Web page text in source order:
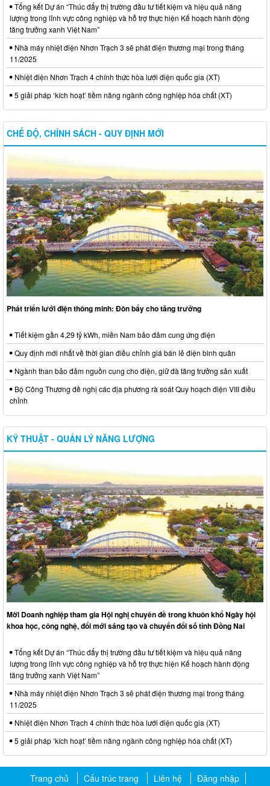
Tổng kết Dự án “Thúc đẩy thị trường đầu tư tiết kiệm và hiệu quả năng
lượng trong lĩnh vực công nghiệp và hỗ trợ thực hiện Kế hoạch hành động
tăng trưởng xanh Việt Nam”
Nhà máy nhiệt điện Nhơn Trạch 3 sẽ phát điện thương mại trong tháng
11/2025
Nhiệt điện Nhơn Trạch 4 chính thức hòa lưới điện quốc gia (XT)
5 giải pháp ‘kích hoạt’ tiềm năng ngành công nghiệp hóa chất (XT)
CHẾ ĐỘ, CHÍNH SÁCH - QUY ĐỊNH MỚI
Phát triển lưới điện thông minh: Đòn bẩy cho tăng trưởng
Tiết kiệm gần 4,29 tỷ kWh, miền Nam bảo đảm cung ứng điện
Quy định mới nhất về thời gian điều chỉnh giá bán lẻ điện bình quân
Ngành than bảo đảm nguồn cung cho điện, giữ đà tăng trưởng sản xuất
Bộ Công Thương đề nghị các địa phương rà soát Quy hoạch điện VIII điều
chỉnh
KỸ THUẬT - QUẢN LÝ NĂNG LƯỢNG
Mời Doanh nghiệp tham gia Hội nghị chuyên đề trong khuôn khổ Ngày hội
khoa học, công nghệ, đổi mới sáng tạo và chuyển đổi số tỉnh Đồng Nai
Tổng kết Dự án “Thúc đẩy thị trường đầu tư tiết kiệm và hiệu quả năng
lượng trong lĩnh vực công nghiệp và hỗ trợ thực hiện Kế hoạch hành động
tăng trưởng xanh Việt Nam”
Nhà máy nhiệt điện Nhơn Trạch 3 sẽ phát điện thương mại trong tháng
11/2025
Nhiệt điện Nhơn Trạch 4 chính thức hòa lưới điện quốc gia (XT)
5 giải pháp ‘kích hoạt’ tiềm năng ngành công nghiệp hóa chất (XT)
Trang chủ Cấu trúc trang Liên hệ Đăng nhập